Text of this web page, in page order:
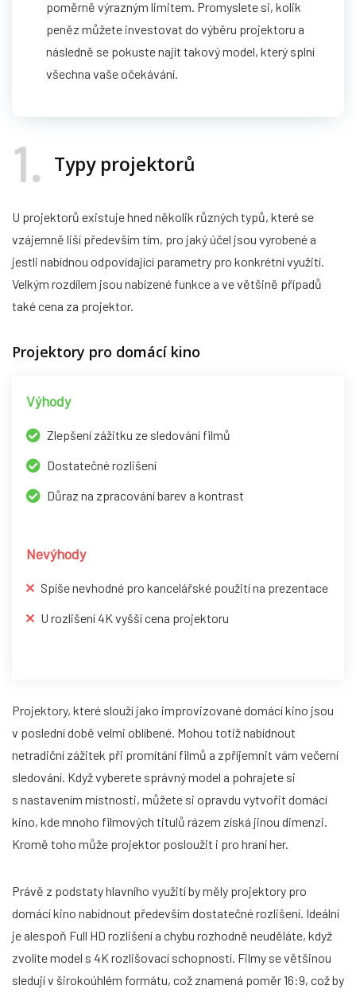
poměrně výrazným limitem. Promyslete si, kolik
peněz můžete investovat do výběru projektoru a
následně se pokuste najít takový model, který splní
všechna vaše očekávání.
1 Typy projektorů
U projektorů existuje hned několik různých typů, které se
vzájemně liší především tím, pro jaký účel jsou vyrobené a
jestli nabídnou odpovídající parametry pro konkrétní využití.
Velkým rozdílem jsou nabízené funkce a ve většině případů
také cena za projektor.
Projektory pro domácí kino
Výhody
Zlepšení zážitku ze sledování filmů
Dostatečné rozlišení
Důraz na zpracování barev a kontrast
Nevýhody
Spíše nevhodné pro kancelářské použití na prezentace
U rozlišení 4K vyšší cena projektoru
Projektory, které slouží jako improvizované domácí kino jsou
v poslední době velmi oblíbené. Mohou totiž nabídnout
netradiční zážitek při promítání filmů a zpříjemnit vám večerní
sledování. Když vyberete správný model a pohrajete si
s nastavením místnosti, můžete si opravdu vytvořit domácí
kino, kde mnoho filmových titulů rázem získá jinou dimenzi.
Kromě toho může projektor posloužit i pro hraní her.
Právě z podstaty hlavního využití by měly projektory pro
domácí kino nabídnout především dostatečné rozlišení. Ideální
je alespoň Full HD rozlišení a chybu rozhodně neuděláte, když
zvolíte model s 4K rozlišovací schopností. Filmy se většinou
sledují v širokoúhlém formátu, což znamená poměr 16:9, což by